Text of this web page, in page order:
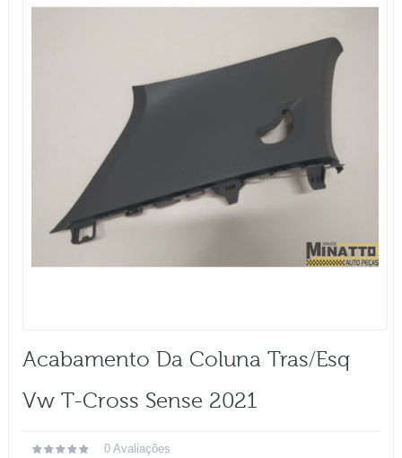
Acabamento Da Coluna Tras/esq
Vw T-Cross Sense 2021
0 Avaliações